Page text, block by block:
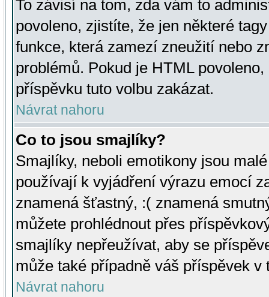
To závisí na tom, zda vám to
povoleno, zjistíte, že jen některé
funkce, která zamezí zneužití nebo
problémů. Pokud je HTML
příspěvku tuto volbu zakázat.
Návrat nahoru
Co to jsou smajlíky?
Smajlíky, neboli emotikony jsou
používají k vyjádření výrazu emocí
znamená šťastný, :( znamená
můžete prohlédnout přes
smajlíky nepřeužívat, aby se
může také případně váš příspěvek v
Návrat nahoru